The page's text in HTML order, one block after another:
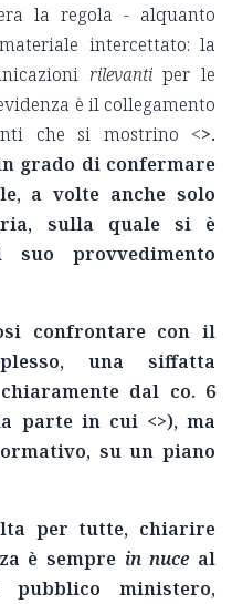
la regola - alquanto
intercettato: la
rilevantiper le
è il collegamento
che si mostrino <>.
grado di confermare
a volte anche solo
sulla quale si è
provvedimento
confrontare con il
una siffatta
dal co. 6
parte in cui <>), ma
su un piano
per tutte, chiarire
è sempre in nuce al
ministero,